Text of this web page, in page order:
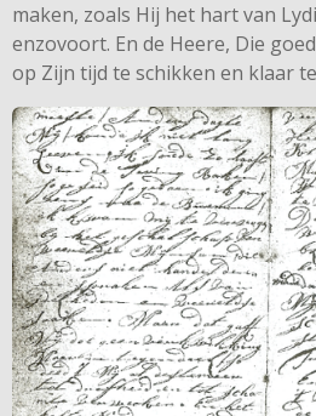
maken, zoals Hij het hart van
enzovoort. En de Heere, Die
op Zijn tijd te schikken en klaar